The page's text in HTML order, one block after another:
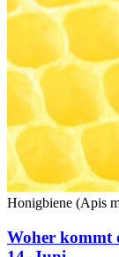
Honigbiene (Apis
Woher kommt